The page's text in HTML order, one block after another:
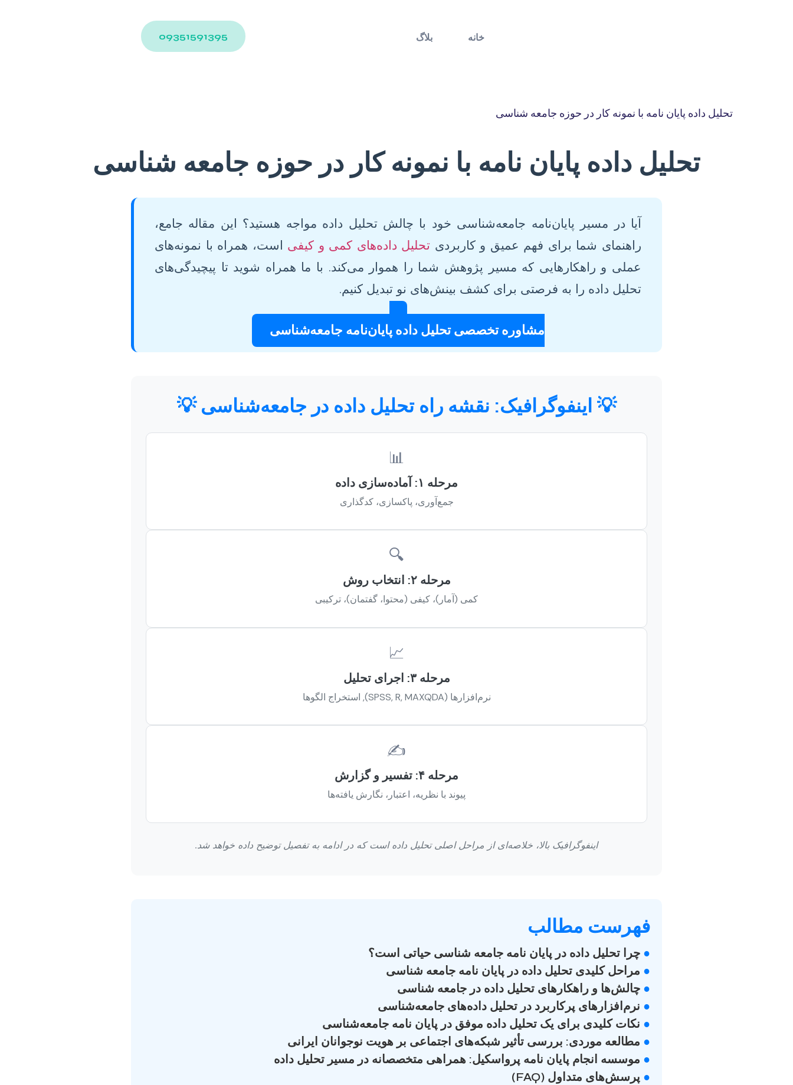
خانه بلاگ 09351591395
تحلیل داده پایان نامه با نمونه کار در حوزه جامعه شناسی
تحلیل داده پایان نامه با نمونه کار در حوزه جامعه شناسی
آیا در مسیر پایان‌نامه جامعه‌شناسی خود با چالش تحلیل داده مواجه هستید؟ این مقاله جامع،
راهنمای شما برای فهم عمیق و کاربردی تحلیل داده‌های کمی و کیفی است، همراه با نمونه‌های
عملی و راهکارهایی که مسیر پژوهش شما را هموار می‌کند. با ما همراه شوید تا پیچیدگی‌های
تحلیل داده را به فرصتی برای کشف بینش‌های نو تبدیل کنیم.
مشاوره تخصصی تحلیل داده پایان‌نامه جامعه‌شناسی
💡 اینفوگرافیک: نقشه راه تحلیل داده در جامعه‌شناسی 💡
📊
مرحله ۱: آماده‌سازی داده
جمع‌آوری، پاکسازی، کدگذاری
🔍
مرحله ۲: انتخاب روش
کمی (آمار)، کیفی (محتوا، گفتمان)، ترکیبی
📈
مرحله ۳: اجرای تحلیل
نرم‌افزارها (SPSS, R, MAXQDA), استخراج الگوها
✍️
مرحله ۴: تفسیر و گزارش
پیوند با نظریه، اعتبار، نگارش یافته‌ها
اینفوگرافیک بالا، خلاصه‌ای از مراحل اصلی تحلیل داده است که در ادامه به تفصیل توضیح داده خواهد شد.
فهرست مطالب
● چرا تحلیل داده در پایان نامه جامعه شناسی حیاتی است؟
● مراحل کلیدی تحلیل داده در پایان نامه جامعه شناسی
● چالش‌ها و راهکارهای تحلیل داده در جامعه شناسی
● نرم‌افزارهای پرکاربرد در تحلیل داده‌های جامعه‌شناسی
● نکات کلیدی برای یک تحلیل داده موفق در پایان نامه جامعه‌شناسی
● مطالعه موردی: بررسی تأثیر شبکه‌های اجتماعی بر هویت نوجوانان ایرانی
● موسسه انجام پایان نامه پرواسکیل: همراهی متخصصانه در مسیر تحلیل داده
● پرسش‌های متداول (FAQ)